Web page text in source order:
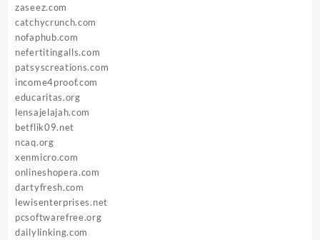
zaseez.com
catchycrunch.com
nofaphub.com
nefertitingalls.com
patsyscreations.com
income4proof.com
educaritas.org
lensajelajah.com
betflik09.net
ncaq.org
xenmicro.com
onlineshopera.com
dartyfresh.com
lewisenterprises.net
pcsoftwarefree.org
dailylinking.com